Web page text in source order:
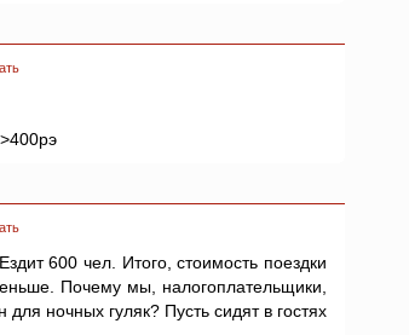
600 чел. Итого, стоимость поездки
Почему мы, налогоплательщики,
ночных гуляк? Пусть сидят в гостях